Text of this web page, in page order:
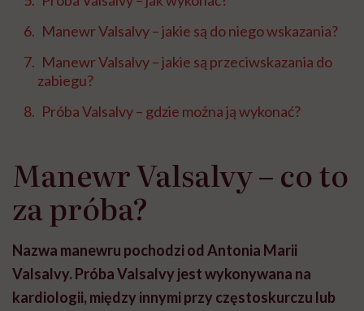
Manewr Valsalvy – jakie są do niego wskazania?
Manewr Valsalvy – jakie są przeciwskazania do
zabiegu?
Próba Valsalvy – gdzie można ją wykonać?
Manewr Valsalvy – co to
za próba?
Nazwa manewru pochodzi od Antonia Marii
Valsalvy. Próba Valsalvy jest wykonywana na
kardiologii, między innymi przy częstoskurczu lub